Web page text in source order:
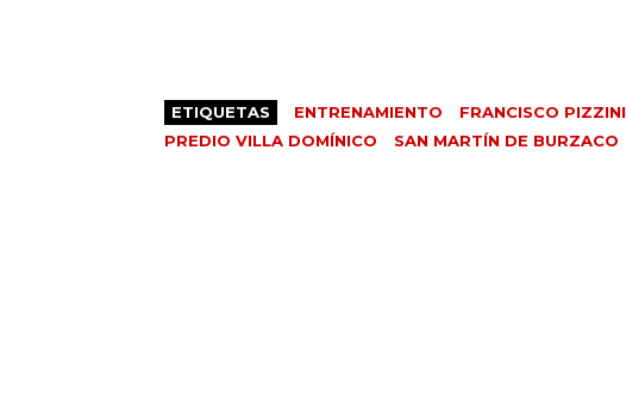
ETIQUETAS ENTRENAMIENTO FRANCISCO PIZZINI
PREDIO VILLA DOMÍNICO
SAN MARTÍN DE BURZACO